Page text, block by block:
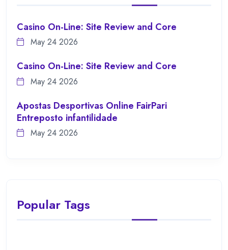
Casino On-Line: Site Review and Core
May 24 2026
Casino On-Line: Site Review and Core
May 24 2026
Apostas Desportivas Online FairPari
Entreposto infantilidade
May 24 2026
Popular Tags